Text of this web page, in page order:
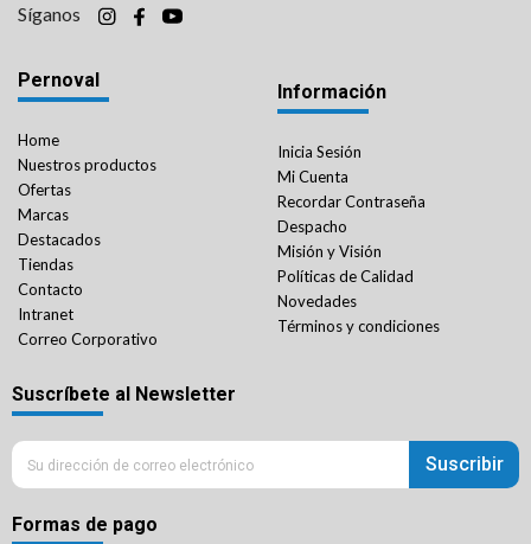
Síganos
Pernoval
Home
Nuestros productos
Ofertas
Marcas
Destacados
Tiendas
Contacto
Intranet
Correo Corporativo
Información
Inicia Sesión
Mi Cuenta
Recordar Contraseña
Despacho
Misión y Visión
Políticas de Calidad
Novedades
Términos y condiciones
Suscríbete al Newsletter
Suscribir
Formas de pago